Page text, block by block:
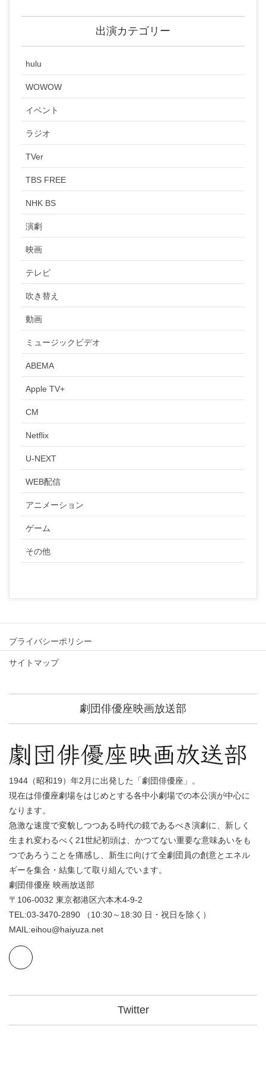
出演カテゴリー
hulu
WOWOW
イベント
ラジオ
TVer
TBS FREE
NHK BS
演劇
映画
テレビ
吹き替え
動画
ミュージックビデオ
ABEMA
Apple TV+
CM
Netflix
U-NEXT
WEB配信
アニメーション
ゲーム
その他
プライバシーポリシー
サイトマップ
劇団俳優座映画放送部
1944（昭和19）年2月に出発した「劇団俳優座」。
現在は俳優座劇場をはじめとする各中小劇場での本公演が中心に
なります。
急激な速度で変貌しつつある時代の鏡であるべき演劇に、新しく
生まれ変わるべく21世紀初頭は、かつてない重要な意味あいをも
つであろうことを痛感し、新生に向けて全劇団員の創意とエネル
ギーを集合・結集して取り組んでいます。
劇団俳優座 映画放送部
〒106-0032 東京都港区六本木4-9-2
TEL:03-3470-2890 （10:30～18:30 日・祝日を除く）
MAIL:eihou@haiyuza.net
Twitter